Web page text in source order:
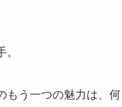
。
もう一つの魅力は、何